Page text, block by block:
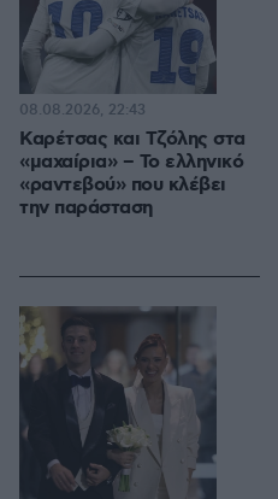
Καρέτσας και Τζόλης στα
«μαχαίρια» – Το ελληνικό
«ραντεβού» που κλέβει
την παράσταση
08.08.2026, 22:43